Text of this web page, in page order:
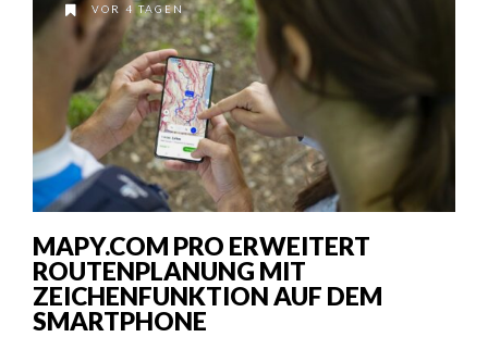
VOR 4 TAGEN
MAPY.COM PRO ERWEITERT
ROUTENPLANUNG MIT
ZEICHENFUNKTION AUF DEM
SMARTPHONE